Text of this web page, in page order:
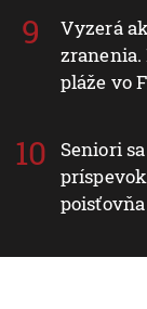
Vyzerá
pláže vo
Seniori